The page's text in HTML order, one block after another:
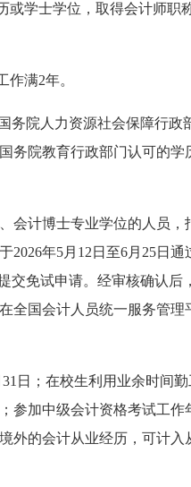
或学士学位，取得会计师职
满2年。
务院人力资源社会保障行政
务院教育行政部门认可的学
会计博士专业学位的人员，
2026年5月12日至6月25日通
交免试申请。经审核确认后
全国会计人员统一服务管理
日；在校生利用业余时间
参加中级会计资格考试工作
外的会计从业经历，可计入